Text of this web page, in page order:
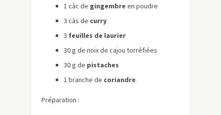
1 càc de gingembre en poudre
3 càs de curry
3 feuilles de laurier
30 g de noix de cajou torréfiées
30 g de pistaches
1 branche de coriandre
Préparation :